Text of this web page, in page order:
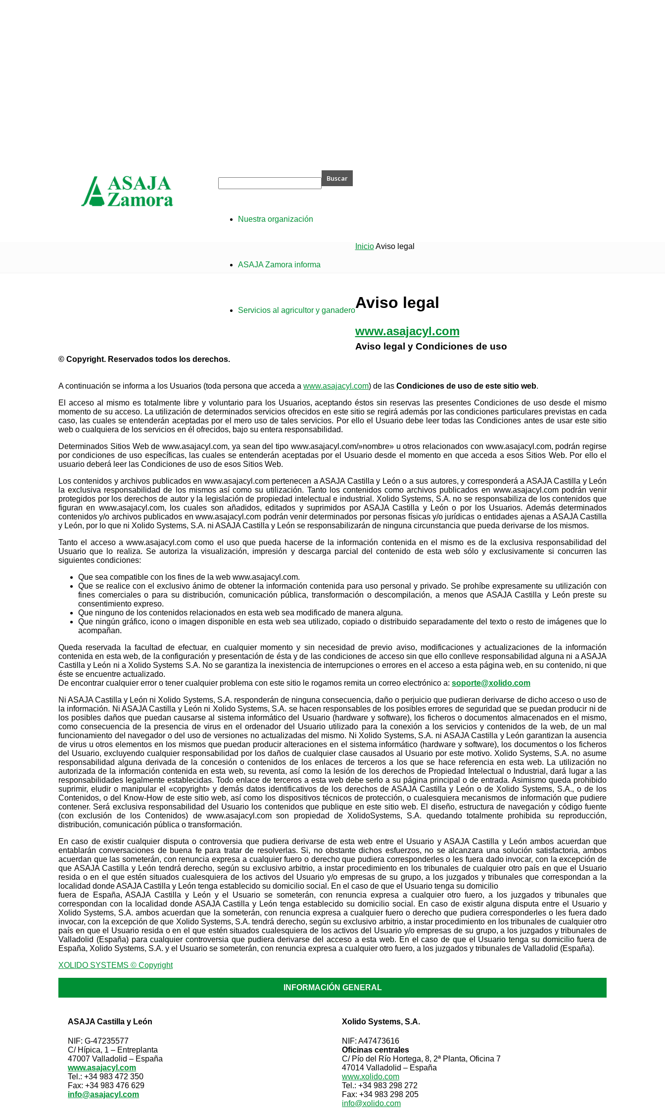
Nuestra organización
ASAJA Zamora informa
Servicios al agricultor y ganadero
Inicio Aviso legal
Aviso legal
www.asajacyl.com
Aviso legal y Condiciones de uso
© Copyright. Reservados todos los derechos.
A continuación se informa a los Usuarios (toda persona que acceda a www.asajacyl.com) de las Condiciones de uso de este sitio web.
El acceso al mismo es totalmente libre y voluntario para los Usuarios, aceptando éstos sin reservas las presentes Condiciones de uso desde el mismo
momento de su acceso. La utilización de determinados servicios ofrecidos en este sitio se regirá además por las condiciones particulares previstas en cada
caso, las cuales se entenderán aceptadas por el mero uso de tales servicios. Por ello el Usuario debe leer todas las Condiciones antes de usar este sitio
web o cualquiera de los servicios en él ofrecidos, bajo su entera responsabilidad.
Determinados Sitios Web de www.asajacyl.com, ya sean del tipo www.asajacyl.com/»nombre» u otros relacionados con www.asajacyl.com, podrán regirse
por condiciones de uso específicas, las cuales se entenderán aceptadas por el Usuario desde el momento en que acceda a esos Sitios Web. Por ello el
usuario deberá leer las Condiciones de uso de esos Sitios Web.
Los contenidos y archivos publicados en www.asajacyl.com pertenecen a ASAJA Castilla y León o a sus autores, y corresponderá a ASAJA Castilla y León
la exclusiva responsabilidad de los mismos así como su utilización. Tanto los contenidos como archivos publicados en www.asajacyl.com podrán venir
protegidos por los derechos de autor y la legislación de propiedad intelectual e industrial. Xolido Systems, S.A. no se responsabiliza de los contenidos que
figuran en www.asajacyl.com, los cuales son añadidos, editados y suprimidos por ASAJA Castilla y León o por los Usuarios. Además determinados
contenidos y/o archivos publicados en www.asajacyl.com podrán venir determinados por personas físicas y/o jurídicas o entidades ajenas a ASAJA Castilla
y León, por lo que ni Xolido Systems, S.A. ni ASAJA Castilla y León se responsabilizarán de ninguna circunstancia que pueda derivarse de los mismos.
Tanto el acceso a www.asajacyl.com como el uso que pueda hacerse de la información contenida en el mismo es de la exclusiva responsabilidad del
Usuario que lo realiza. Se autoriza la visualización, impresión y descarga parcial del contenido de esta web sólo y exclusivamente si concurren las
siguientes condiciones:
Que sea compatible con los fines de la web www.asajacyl.com.
Que se realice con el exclusivo ánimo de obtener la información contenida para uso personal y privado. Se prohíbe expresamente su utilización con
fines comerciales o para su distribución, comunicación pública, transformación o descompilación, a menos que ASAJA Castilla y León preste su
consentimiento expreso.
Que ninguno de los contenidos relacionados en esta web sea modificado de manera alguna.
Que ningún gráfico, icono o imagen disponible en esta web sea utilizado, copiado o distribuido separadamente del texto o resto de imágenes que lo
acompañan.
Queda reservada la facultad de efectuar, en cualquier momento y sin necesidad de previo aviso, modificaciones y actualizaciones de la información
contenida en esta web, de la configuración y presentación de ésta y de las condiciones de acceso sin que ello conlleve responsabilidad alguna ni a ASAJA
Castilla y León ni a Xolido Systems S.A. No se garantiza la inexistencia de interrupciones o errores en el acceso a esta página web, en su contenido, ni que
éste se encuentre actualizado.
De encontrar cualquier error o tener cualquier problema con este sitio le rogamos remita un correo electrónico a: soporte@xolido.com
Ni ASAJA Castilla y León ni Xolido Systems, S.A. responderán de ninguna consecuencia, daño o perjuicio que pudieran derivarse de dicho acceso o uso de
la información. Ni ASAJA Castilla y León ni Xolido Systems, S.A. se hacen responsables de los posibles errores de seguridad que se puedan producir ni de
los posibles daños que puedan causarse al sistema informático del Usuario (hardware y software), los ficheros o documentos almacenados en el mismo,
como consecuencia de la presencia de virus en el ordenador del Usuario utilizado para la conexión a los servicios y contenidos de la web, de un mal
funcionamiento del navegador o del uso de versiones no actualizadas del mismo. Ni Xolido Systems, S.A. ni ASAJA Castilla y León garantizan la ausencia
de virus u otros elementos en los mismos que puedan producir alteraciones en el sistema informático (hardware y software), los documentos o los ficheros
del Usuario, excluyendo cualquier responsabilidad por los daños de cualquier clase causados al Usuario por este motivo. Xolido Systems, S.A. no asume
responsabilidad alguna derivada de la concesión o contenidos de los enlaces de terceros a los que se hace referencia en esta web. La utilización no
autorizada de la información contenida en esta web, su reventa, así como la lesión de los derechos de Propiedad Intelectual o Industrial, dará lugar a las
responsabilidades legalmente establecidas. Todo enlace de terceros a esta web debe serlo a su página principal o de entrada. Asimismo queda prohibido
suprimir, eludir o manipular el «copyright» y demás datos identificativos de los derechos de ASAJA Castilla y León o de Xolido Systems, S.A., o de los
Contenidos, o del Know-How de este sitio web, así como los dispositivos técnicos de protección, o cualesquiera mecanismos de información que pudiere
contener. Será exclusiva responsabilidad del Usuario los contenidos que publique en este sitio web. El diseño, estructura de navegación y código fuente
(con exclusión de los Contenidos) de www.asajacyl.com son propiedad de XolidoSystems, S.A. quedando totalmente prohibida su reproducción,
distribución, comunicación pública o transformación.
En caso de existir cualquier disputa o controversia que pudiera derivarse de esta web entre el Usuario y ASAJA Castilla y León ambos acuerdan que
entablarán conversaciones de buena fe para tratar de resolverlas. Si, no obstante dichos esfuerzos, no se alcanzara una solución satisfactoria, ambos
acuerdan que las someterán, con renuncia expresa a cualquier fuero o derecho que pudiera corresponderles o les fuera dado invocar, con la excepción de
que ASAJA Castilla y León tendrá derecho, según su exclusivo arbitrio, a instar procedimiento en los tribunales de cualquier otro país en que el Usuario
resida o en el que estén situados cualesquiera de los activos del Usuario y/o empresas de su grupo, a los juzgados y tribunales que correspondan a la
localidad donde ASAJA Castilla y León tenga establecido su domicilio social. En el caso de que el Usuario tenga su domicilio
fuera de España, ASAJA Castilla y León y el Usuario se someterán, con renuncia expresa a cualquier otro fuero, a los juzgados y tribunales que
correspondan con la localidad donde ASAJA Castilla y León tenga establecido su domicilio social. En caso de existir alguna disputa entre el Usuario y
Xolido Systems, S.A. ambos acuerdan que la someterán, con renuncia expresa a cualquier fuero o derecho que pudiera corresponderles o les fuera dado
invocar, con la excepción de que Xolido Systems, S.A. tendrá derecho, según su exclusivo arbitrio, a instar procedimiento en los tribunales de cualquier otro
país en que el Usuario resida o en el que estén situados cualesquiera de los activos del Usuario y/o empresas de su grupo, a los juzgados y tribunales de
Valladolid (España) para cualquier controversia que pudiera derivarse del acceso a esta web. En el caso de que el Usuario tenga su domicilio fuera de
España, Xolido Systems, S.A. y el Usuario se someterán, con renuncia expresa a cualquier otro fuero, a los juzgados y tribunales de Valladolid (España).
XOLIDO SYSTEMS © Copyright
INFORMACIÓN GENERAL
ASAJA Castilla y León
NIF: G-47235577
C/ Hípica, 1 – Entreplanta
47007 Valladolid – España
www.asajacyl.com
Tel.: +34 983 472 350
Fax: +34 983 476 629
info@asajacyl.com
Xolido Systems, S.A.
NIF: A47473616
Oficinas centrales
C/ Pío del Río Hortega, 8, 2ª Planta, Oficina 7
47014 Valladolid – España
www.xolido.com
Tel.: +34 983 298 272
Fax: +34 983 298 205
info@xolido.com